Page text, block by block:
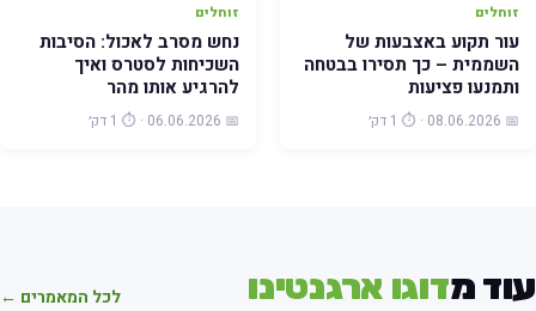
זוחלים
עור תקוע באצבעות של
השממית – כך תסירו בבטחה
ותמנעו פציעות
📅 08.06.2026 · ⏱️ 1 דק׳
זוחלים
נחש מסרב לאכול: הסיבות
השכיחות לסטרס ואיך
להרגיע אותו מהר
📅 06.06.2026 · ⏱️ 1 דק׳
מדוגו ארגנטינו לכל המאמרים ←